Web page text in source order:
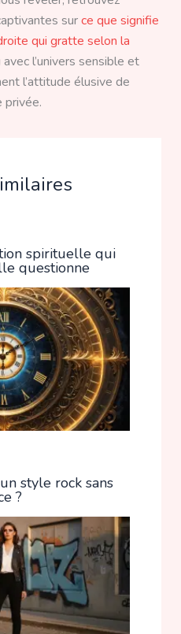
surce que signifie
qui gratte selon la
l’univers sensible et
l’attitude élusive de
privée.
spirituelle qui
questionne
style rock sans
?